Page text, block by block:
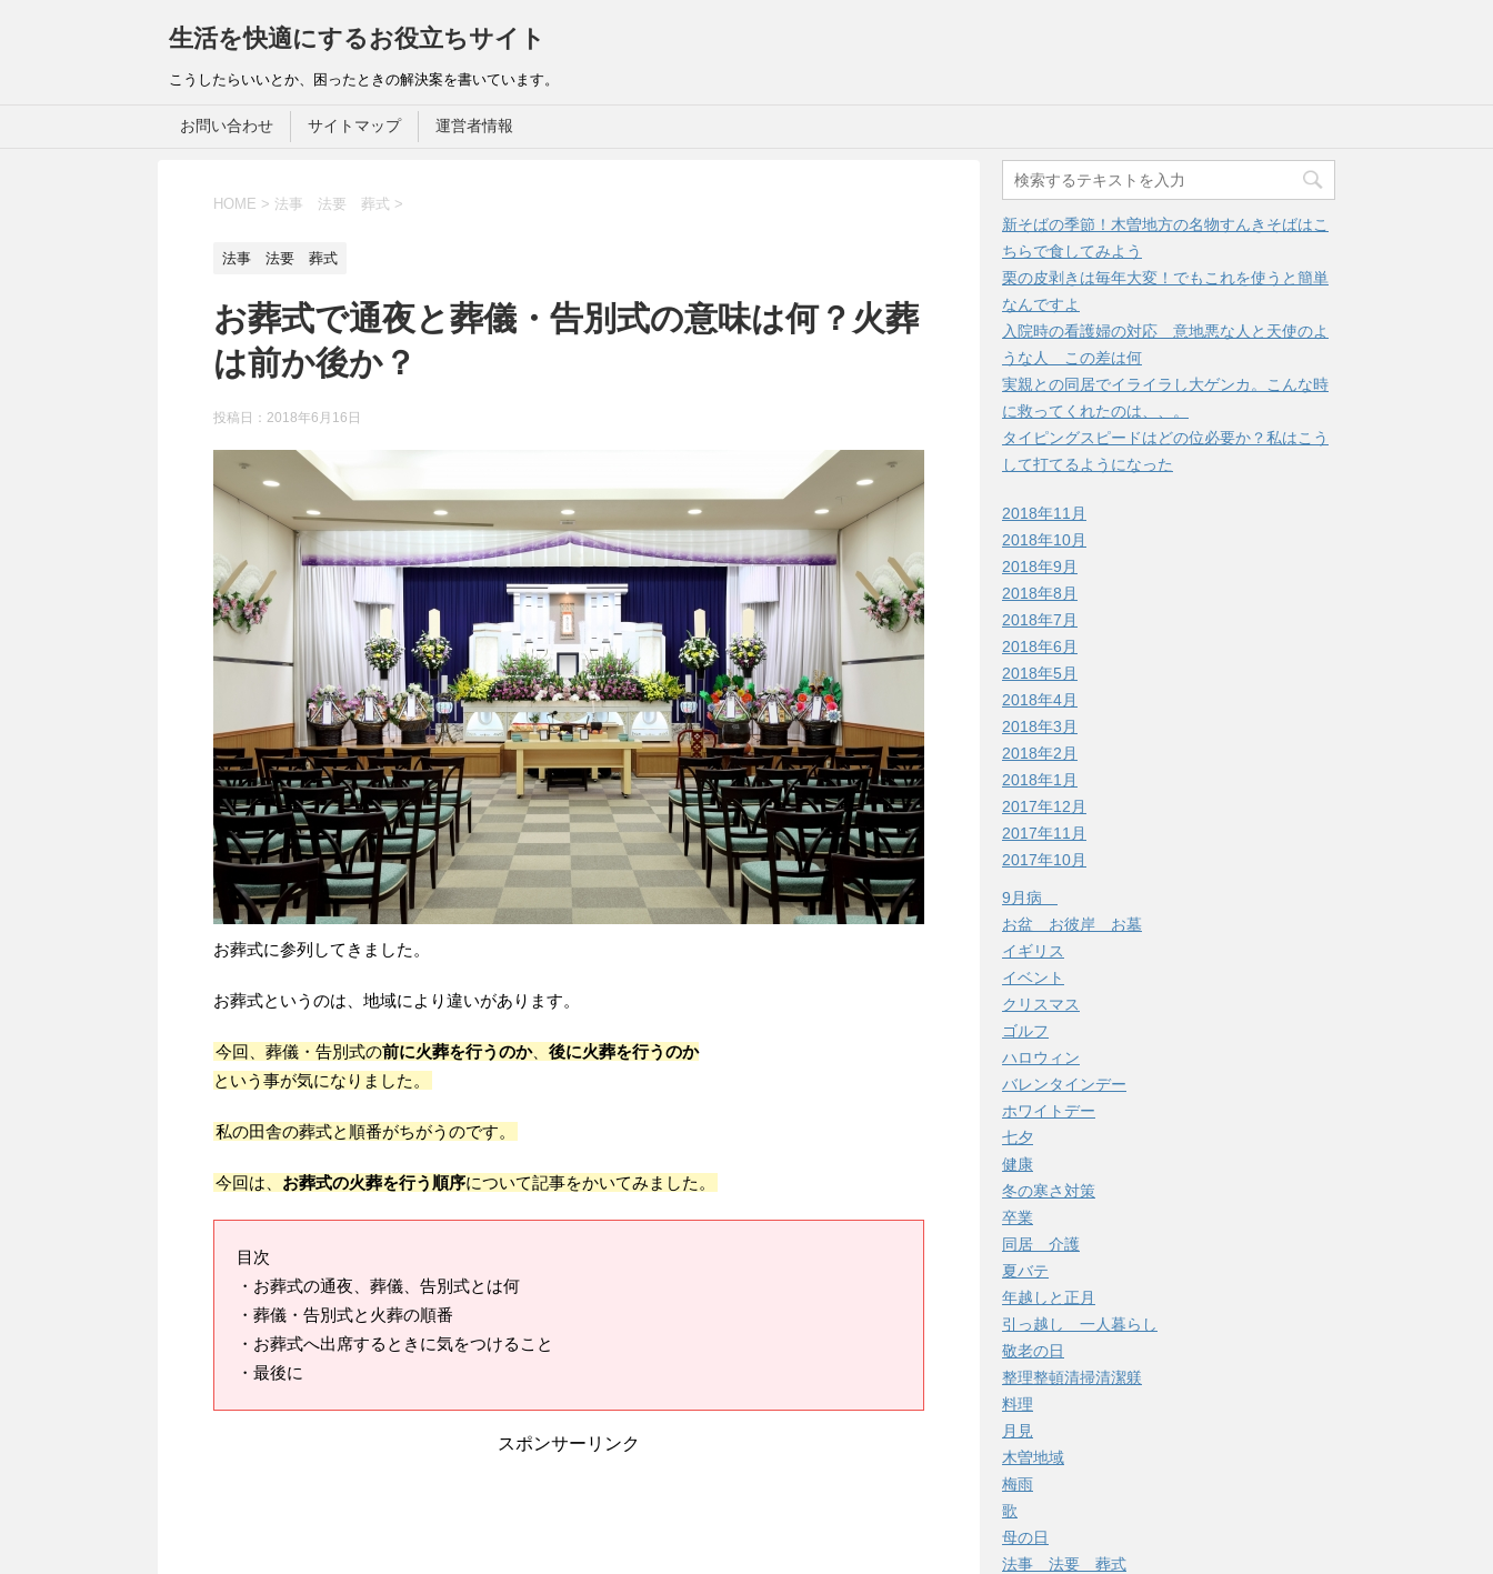
生活を快適にするお役立ちサイト
こうしたらいいとか、困ったときの解決案を書いています。
お問い合わせ サイトマップ 運営者情報
HOME > 法事 法要 葬式 >
法事 法要 葬式
お葬式で通夜と葬儀・告別式の意味は何？火葬
は前か後か？
投稿日： 2018年6月16日
お葬式に参列してきました。
お葬式というのは、地域により違いがあります。
今回、葬儀・告別式の前に火葬を行うのか、 後に火葬を行うのか
という事が気になりました。
私の田舎の葬式と順番がちがうのです。
今回は、 お葬式の火葬を行う順序について記事をかいてみました。
目次
・お葬式の通夜、葬儀、告別式とは何
・葬儀・告別式と火葬の順番
・お葬式へ出席するときに気をつけること
・最後に
スポンサーリンク
新そばの季節！木曽地方の名物すんきそばはこ
ちらで食してみよう
栗の皮剥きは毎年大変！でもこれを使うと簡単
なんですよ
入院時の看護婦の対応＿意地悪な人と天使のよ
うな人＿この差は何
実親との同居でイライラし大ゲンカ。こんな時
に救ってくれたのは、、。
タイピングスピードはどの位必要か？私はこう
して打てるようになった
2018年11月
2018年10月
2018年9月
2018年8月
2018年7月
2018年6月
2018年5月
2018年4月
2018年3月
2018年2月
2018年1月
2017年12月
2017年11月
2017年10月
9月病
お盆 お彼岸 お墓
イギリス
イベント
クリスマス
ゴルフ
ハロウィン
バレンタインデー
ホワイトデー
七夕
健康
冬の寒さ対策
卒業
同居 介護
夏バテ
年越しと正月
引っ越し 一人暮らし
敬老の日
整理整頓清掃清潔躾
料理
月見
木曽地域
梅雨
歌
母の日
法事 法要 葬式